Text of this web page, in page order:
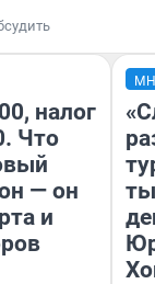
налог
Что
— он
и